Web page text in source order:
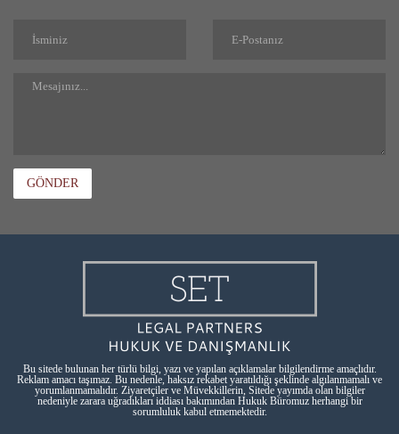
GÖNDER
Bu sitede bulunan her türlü bilgi, yazı ve yapılan açıklamalar bilgilendirme amaçlıdır.
Reklam amacı taşımaz. Bu nedenle, haksız rekabet yaratıldığı şeklinde algılanmamalı ve
yorumlanmamalıdır. Ziyaretçiler ve Müvekkillerin, Sitede yayımda olan bilgiler
nedeniyle zarara uğradıkları iddiası bakımından Hukuk Büromuz herhangi bir
sorumluluk kabul etmemektedir.